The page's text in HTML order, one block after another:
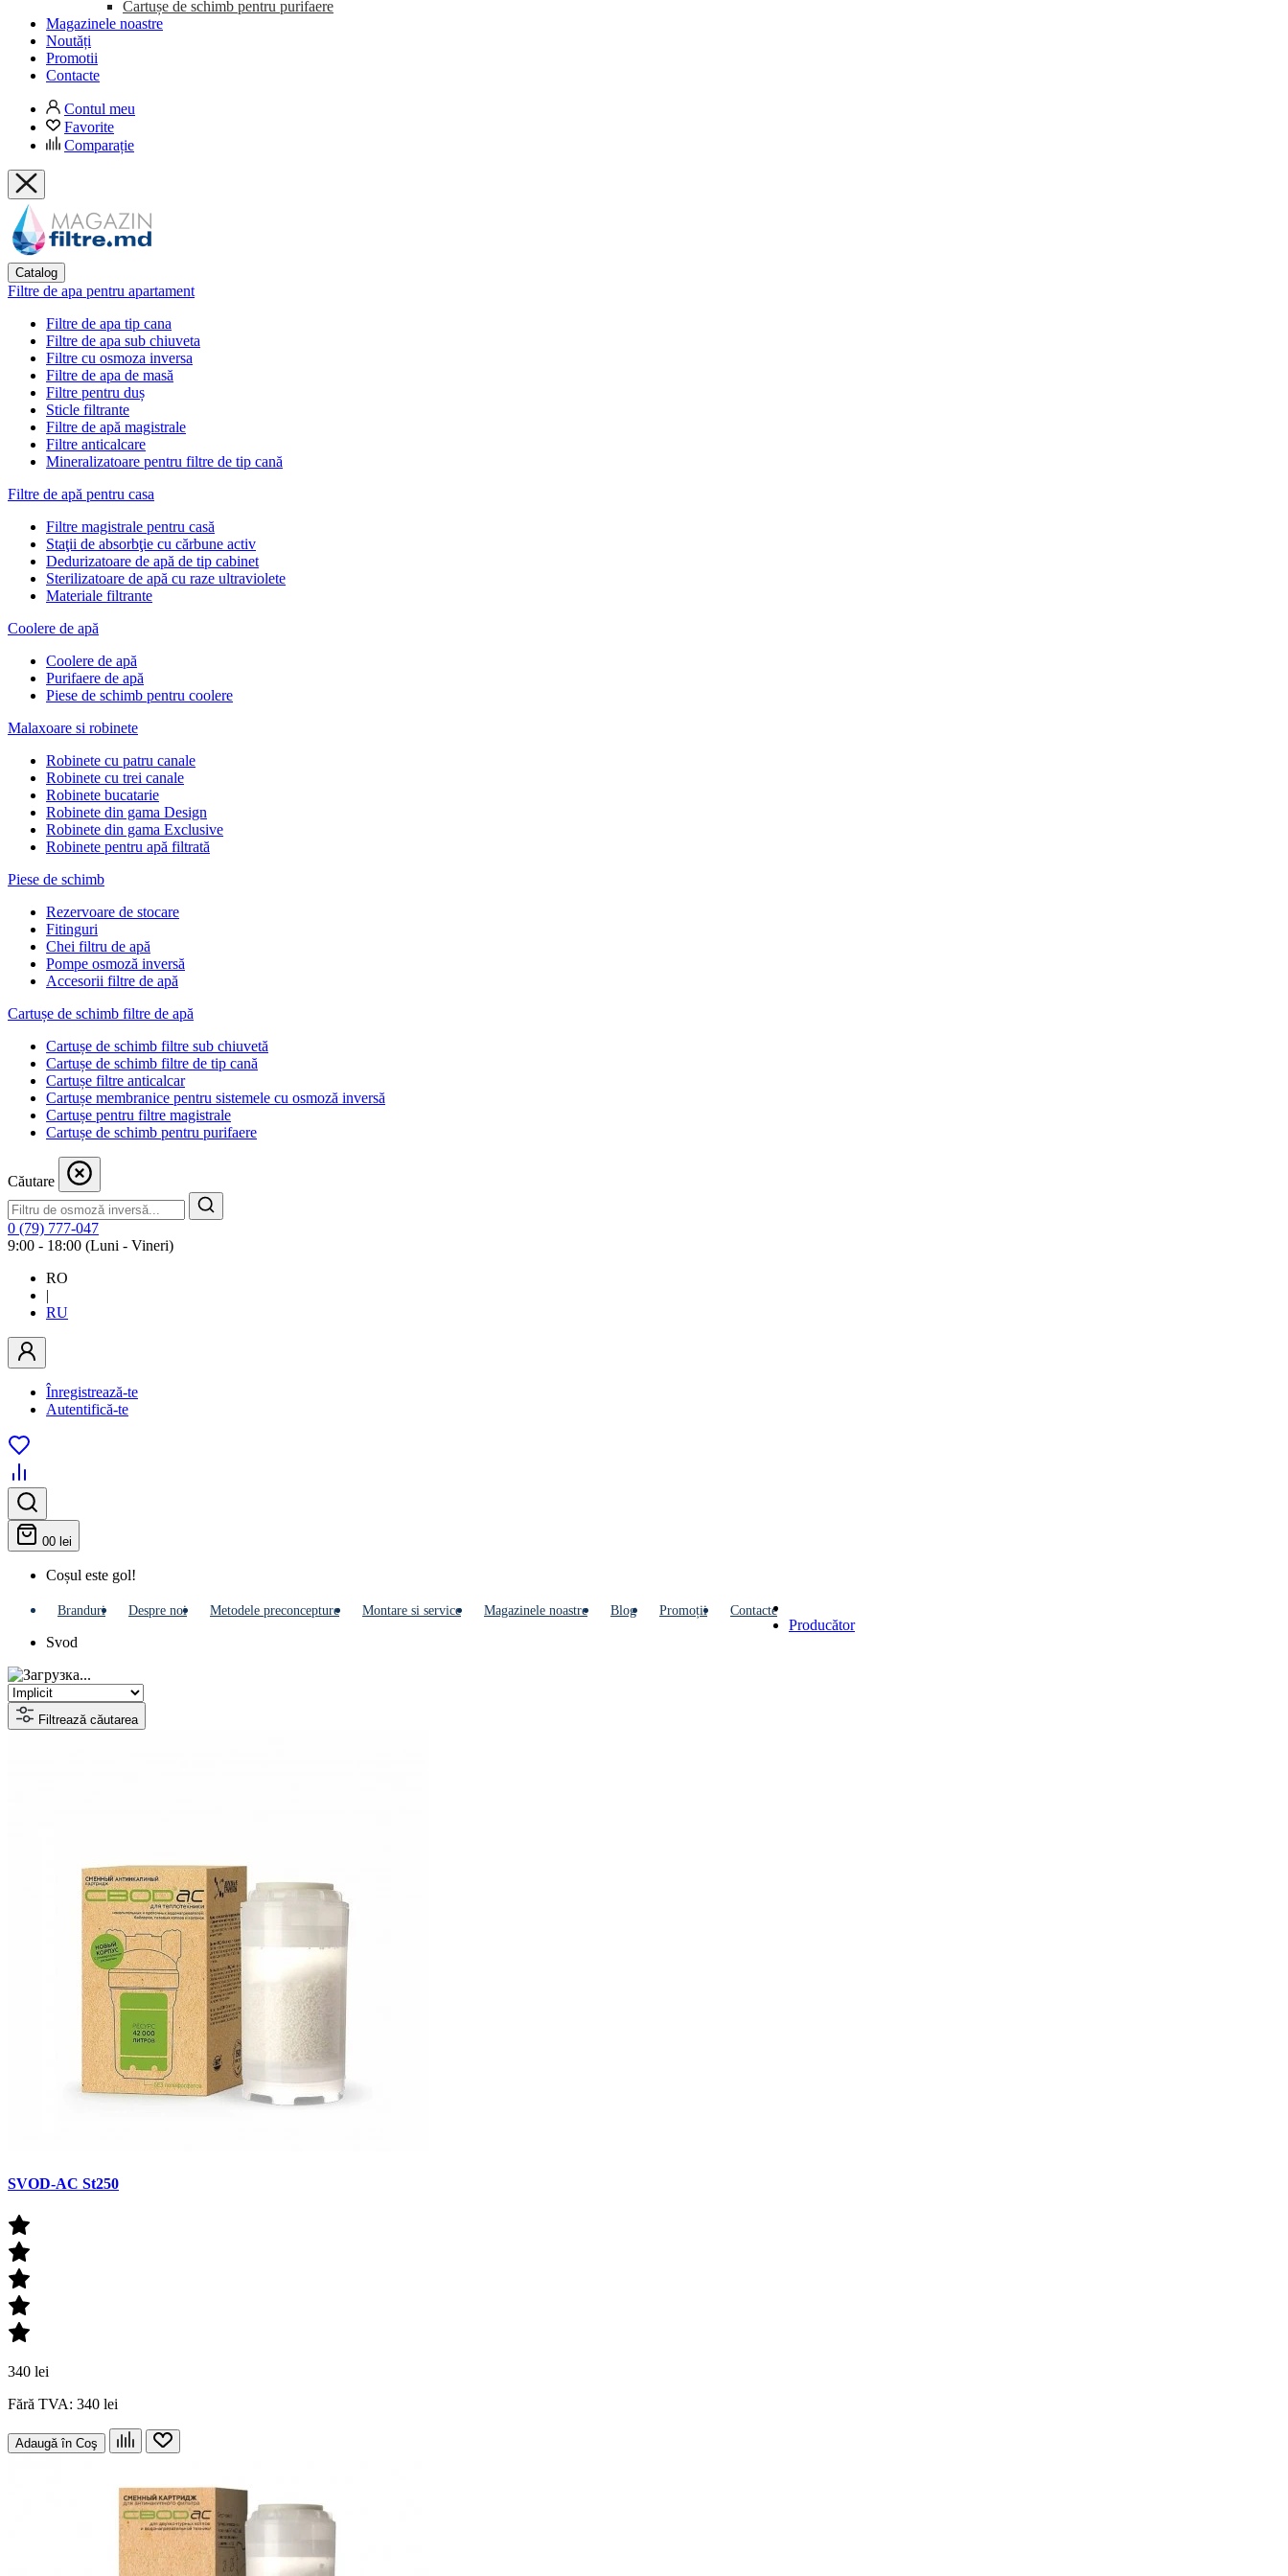
Cartușe de schimb pentru purifaere
Magazinele noastre
Noutăți
Promotii
Contacte
Contul meu
Favorite
Comparație
Catalog
Filtre de apa pentru apartament
Filtre de apa tip cana
Filtre de apa sub chiuveta
Filtre cu osmoza inversa
Filtre de apa de masă
Filtre pentru duș
Sticle filtrante
Filtre de apă magistrale
Filtre anticalcare
Mineralizatoare pentru filtre de tip cană
Filtre de apă pentru casa
Filtre magistrale pentru casă
Staţii de absorbţie cu cărbune activ
Dedurizatoare de apă de tip cabinet
Sterilizatoare de apă cu raze ultraviolete
Materiale filtrante
Coolere de apă
Сoolere de apă
Purifaere de apă
Piese de schimb pentru coolere
Malaxoare si robinete
Robinete cu patru canale
Robinete cu trei canale
Robinete bucatarie
Robinete din gama Design
Robinete din gama Exclusive
Robinete pentru apă filtrată
Piese de schimb
Rezervoare de stocare
Fitinguri
Chei filtru de apă
Pompe osmoză inversă
Accesorii filtre de apă
Cartușe de schimb filtre de apă
Cartușe de schimb filtre sub chiuvetă
Cartușe de schimb filtre de tip cană
Cartușe filtre anticalcar
Cartușe membranice pentru sistemele cu osmoză inversă
Cartușe pentru filtre magistrale
Cartușe de schimb pentru purifaere
Căutare
0 (79) 777-047
9:00 - 18:00 (Luni - Vineri)
RO
|
RU
Înregistrează-te
Autentifică-te
00 lei
Coșul este gol!
Branduri Despre noi Metodele preconcepture Montare si service Мagazinele noastre Blog Promoții Contacte
Producător
Svod
Filtrează căutarea
SVOD-AC St250
340 lei
Fără TVA: 340 lei
Adaugă în Coş